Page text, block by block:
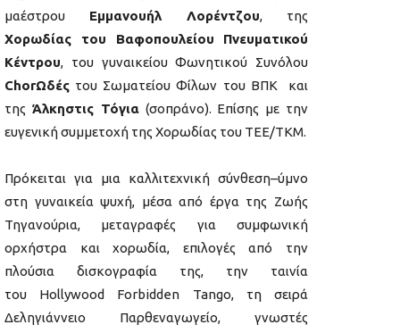
μαέστρου Εμμανουήλ Λορέντζου, της
Χορωδίας του Βαφοπουλείου
Πνευματικού
Κέντρου, του γυναικείου Φωνητικού Συνόλου
ChorΩδές του Σωματείου Φίλων του ΒΠΚ και
της Άλκηστις Τόγια(σοπράνο). Επίσης με την
ευγενική συμμετοχή της Χορωδίας του ΤΕΕ/ΤΚΜ.
Πρόκειται για μια καλλιτεχνική σύνθεση–ύμνο
στη γυναικεία ψυχή, μέσα από έργα της Ζωής
Τηγανούρια, μεταγραφές για συμφωνική
ορχήστρα και χορωδία, επιλογές από την
πλούσια δισκογραφία της, την ταινία
του Hollywood Forbidden Tango, τη σειρά
Δεληγιάννειο Παρθεναγωγείο, γνωστές